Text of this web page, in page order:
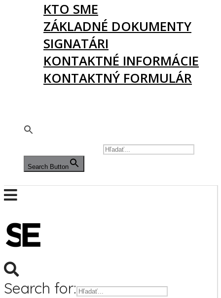
KTO SME
ZÁKLADNÉ DOKUMENTY
SIGNATÁRI
KONTAKTNÉ INFORMÁCIE
KONTAKTNÝ FORMULÁR
Search Button
Search for: